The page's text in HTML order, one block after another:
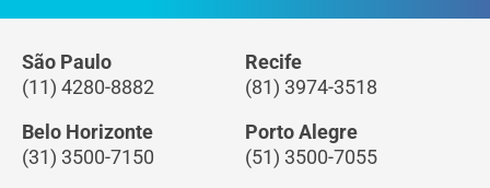
São Paulo
(11) 4280-8882
Recife
(81) 3974-3518
Belo Horizonte
(31) 3500-7150
Porto Alegre
(51) 3500-7055